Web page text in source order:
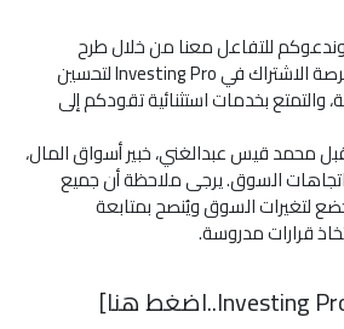
للتفاعل معنا من خلال طرح
استفساراتكم. لا تفوتوا فرصة الاشتراك في Investing Pro لتحسين
والتمتع بخدمات استثنائية تقودكم إلى
محمد قيس عبدالغني، خبير أسواق المال،
واتجاهات السوق. يرجى ملاحظة أن جميع
تخضع لتغيرات السوق ويُنصح بمتابعة
قرارات مدروسة.